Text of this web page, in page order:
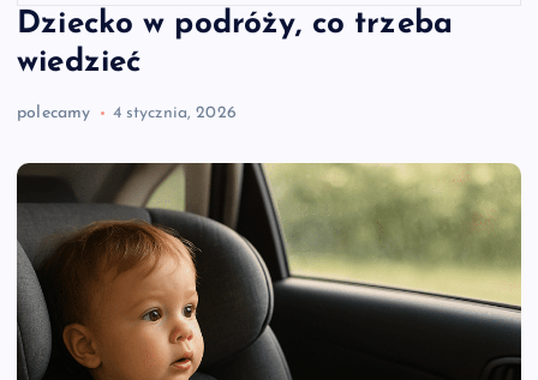
Dziecko w podróży, co trzeba
wiedzieć
polecamy 4 stycznia, 2026